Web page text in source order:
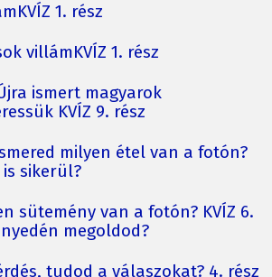
1. rész
villámKVÍZ 1. rész
ismert magyarok
KVÍZ 9. rész
milyen étel van a fotón?
is sikerül?
sütemény van a fotón? KVÍZ 6.
megoldod?
tudod a válaszokat? 4. rész